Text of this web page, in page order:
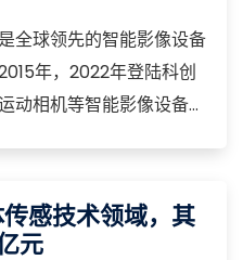
全球领先的智能影像设备
年，2022年登陆科创
动相机等智能影像设备的
记录、体育赛事、影视制
场景。
感技术领域，其
元